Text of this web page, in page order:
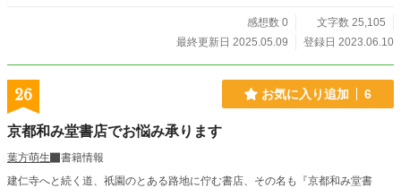
感想数 0
文字数 25,105
最終更新日 2025.05.09
登録日 2023.06.10
26 お気に入り追加 6
京都和み堂書店でお悩み承ります
葉方萌生
書籍情報
建仁寺へと続く道、祇園のとある路地に佇む書店、その名も『京都和み堂書